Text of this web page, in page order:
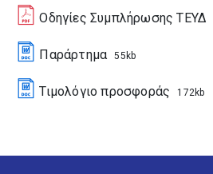
Οδηγίες Συμπλήρωσης ΤΕΥΔ
Παράρτημα 55kb
Τιμολόγιο προσφοράς 172kb